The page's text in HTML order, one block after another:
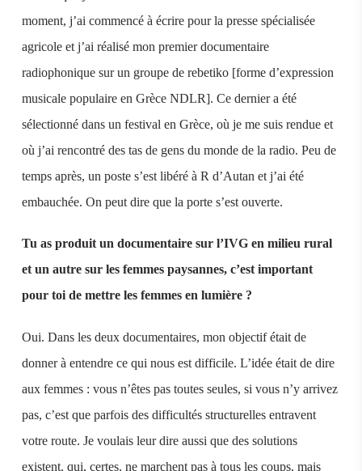
moment, j’ai commencé à écrire pour la presse spécialisée
agricole et j’ai réalisé mon premier documentaire
radiophonique sur un groupe de rebetiko [forme d’expression
musicale populaire en Grèce NDLR]. Ce dernier a été
sélectionné dans un festival en Grèce, où je me suis rendue et
où j’ai rencontré des tas de gens du monde de la radio. Peu de
temps après, un poste s’est libéré à R d’Autan et j’ai été
embauchée. On peut dire que la porte s’est ouverte.
Tu as produit un documentaire sur l’IVG en milieu rural
et un autre sur les femmes paysannes, c’est important
pour toi de mettre les femmes en lumière ?
Oui. Dans les deux documentaires, mon objectif était de
donner à entendre ce qui nous est difficile. L’idée était de dire
aux femmes : vous n’êtes pas toutes seules, si vous n’y arrivez
pas, c’est que parfois des difficultés structurelles entravent
votre route. Je voulais leur dire aussi que des solutions
existent, qui, certes, ne marchent pas à tous les coups, mais